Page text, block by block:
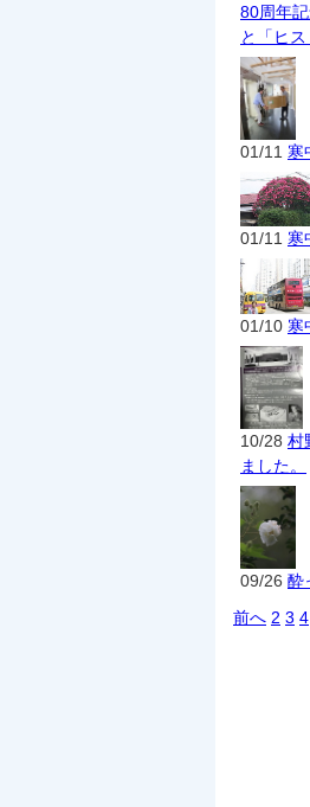
80周年
と「ヒス
01/11 寒
01/11 寒
01/10 寒
10/28 村
ました。
09/26 酔
前へ 2 3 4